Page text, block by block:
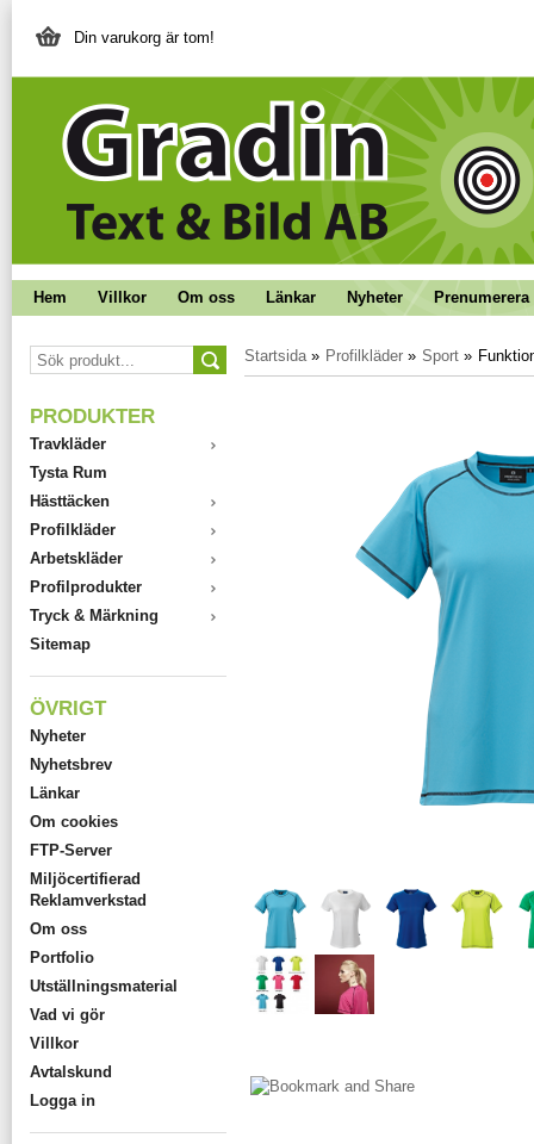
Din varukorg är tom!
Hem Villkor Om oss Länkar Nyheter
PRODUKTER
Travkläder
Tysta Rum
Hästtäcken
Profilkläder
Arbetskläder
Profilprodukter
Tryck & Märkning
Sitemap
ÖVRIGT
Nyheter
Nyhetsbrev
Länkar
Om cookies
FTP-Server
Miljöcertifierad
Reklamverkstad
Om oss
Portfolio
Utställningsmaterial
Vad vi gör
Villkor
Avtalskund
Logga in
Startsida» Profilkläder » Sport »